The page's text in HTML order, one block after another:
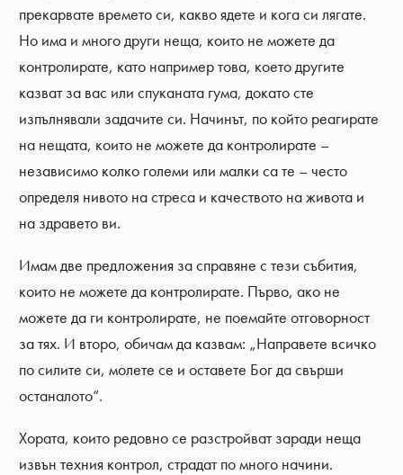
прекарвате времето си, какво ядете и кога си лягате.
Но има и много други неща, които не можете да
контролирате, като например това, което другите
казват за вас или спуканата гума, докато сте
изпълнявали задачите си. Начинът, по който реагирате
на нещата, които не можете да контролирате –
независимо колко големи или малки са те – често
определя нивото на стреса и качеството на живота и
на здравето ви.
Имам две предложения за справяне с тези събития,
които не можете да контролирате. Първо, ако не
можете да ги контролирате, не поемайте отговорност
за тях. И второ, обичам да казвам: „Направете всичко
по силите си, молете се и оставете Бог да свърши
останалото“.
Хората, които редовно се разстройват заради неща
извън техния контрол, страдат по много начини.